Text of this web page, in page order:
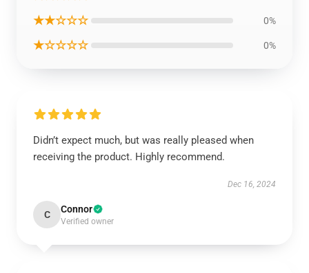
★★☆☆☆ 0%
★☆☆☆☆ 0%
Didn’t expect much, but was really pleased when
receiving the product. Highly recommend.
Dec 16, 2024
C Connor
Verified owner